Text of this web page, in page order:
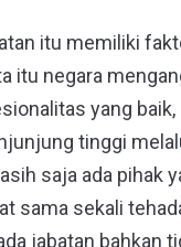
itu memiliki
itu negara
yang
tinggi
saja ada pihak
sama sekali
jabatan bahkan